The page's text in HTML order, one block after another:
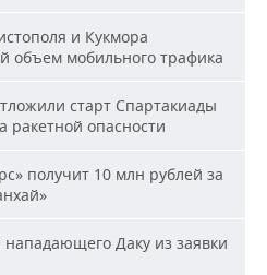
и Кукмора
объем мобильного трафика
старт Спартакиады
ракетной опасности
получит 10 млн рублей за
нападающего Даку из заявки